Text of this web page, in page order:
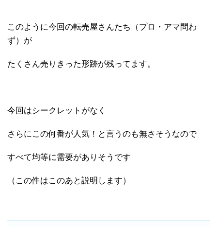
このように今回の転売屋さんたち（プロ・アマ問わ
ず）が
たくさん売りきった形跡が残ってます。
今回はシークレットがなく
さらにこの何番が人気！と言うのも無さそうなので
すべて均等に需要がありそうです
（この件はこのあと説明します）